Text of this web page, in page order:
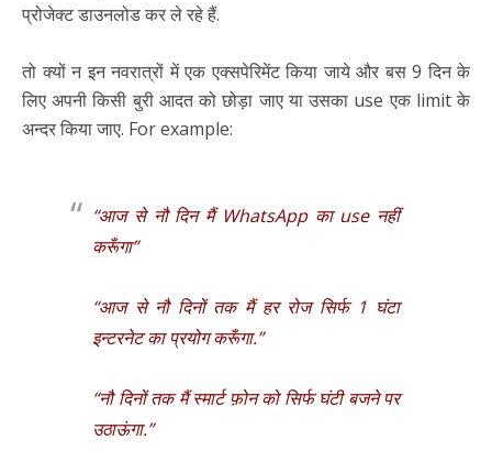
प्रोजेक्ट डाउनलोड कर ले रहे हैं.
तो क्यों न इन नवरात्रों में एक एक्सपेरिमेंट किया जाये और बस 9 दिन के
लिए अपनी किसी बुरी आदत को छोड़ा जाए या उसका use एक limit के
अन्दर किया जाए. For example:
“आज से नौ दिन मैं WhatsApp का use नहीं
करूँगा”
“आज से नौ दिनों तक मैं हर रोज सिर्फ 1 घंटा
इन्टरनेट का प्रयोग करूँगा.”
“नौ दिनों तक मैं स्मार्ट फ़ोन को सिर्फ घंटी बजने पर
उठाऊंगा.”